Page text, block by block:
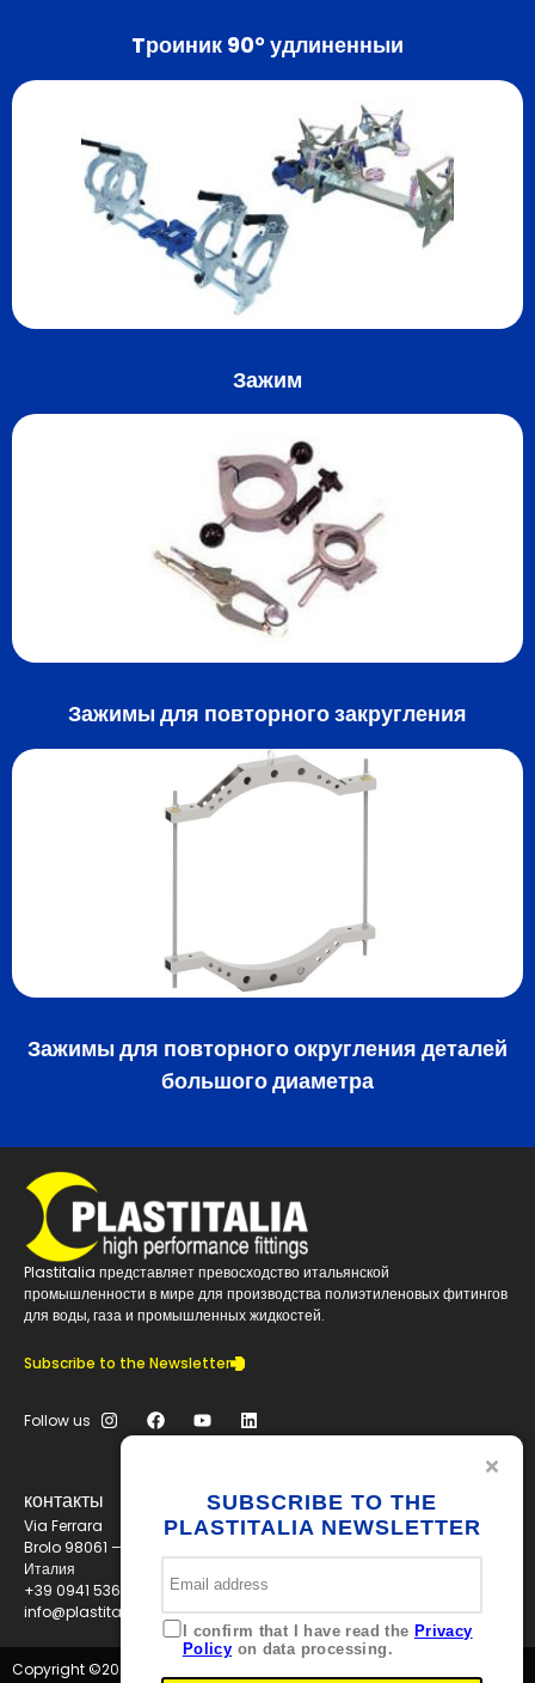
Tроиник 90° удлиненныи
Зажим
Зажимы для повторного закругления
Зажимы для повторного округления деталей
большого диаметра
Plastitalia представляет превосходство итальянской
промышленности в мире для производства полиэтиленовых фитингов
для воды, газа и промышленных жидкостей.
Subscribe to the Newsletter
Follow us
контакты
Via Ferrara
Brolo 98061 — ME
Италия
+39 0941 536311
info@plastitaliaspa.com
Copyright ©2026
SUBSCRIBE TO THE
PLASTITALIA NEWSLETTER
I confirm that I have read the Privacy
Policy on data processing.